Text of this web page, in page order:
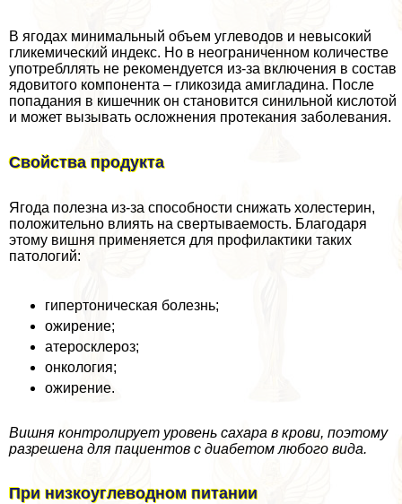
В ягодах минимальный объем углеводов и невысокий
гликемический индекс. Но в неограниченном количестве
употрeбллять не рекомендуется из-за включения в состав
ядовитого компонента – гликозида амигладина. После
попадания в кишечник он становится синильной кислотой
и может вызывать осложнения протекания заболевания.
Свойства продукта
Ягода полезна из-за способности снижать холестерин,
положительно влиять на свертываемость. Благодаря
этому вишня применяется для профилактики таких
патологий:
гипертоническая болезнь;
ожирение;
атеросклероз;
oнкoлoгия;
ожирение.
Вишня контролирует уровень сахара в крови, поэтому
разрешена для пациентов с диабетом любого вида.
При низкоуглеводном питании